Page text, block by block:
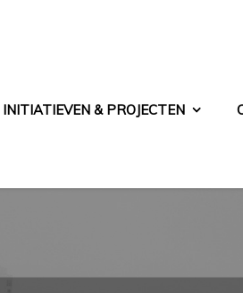
INITIATIEVEN & PROJECTEN